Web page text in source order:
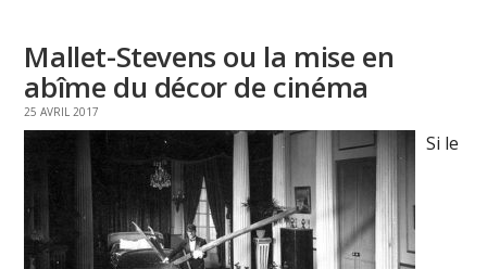
Mallet-Stevens ou la mise en
abîme du décor de cinéma
25 AVRIL 2017
Si le